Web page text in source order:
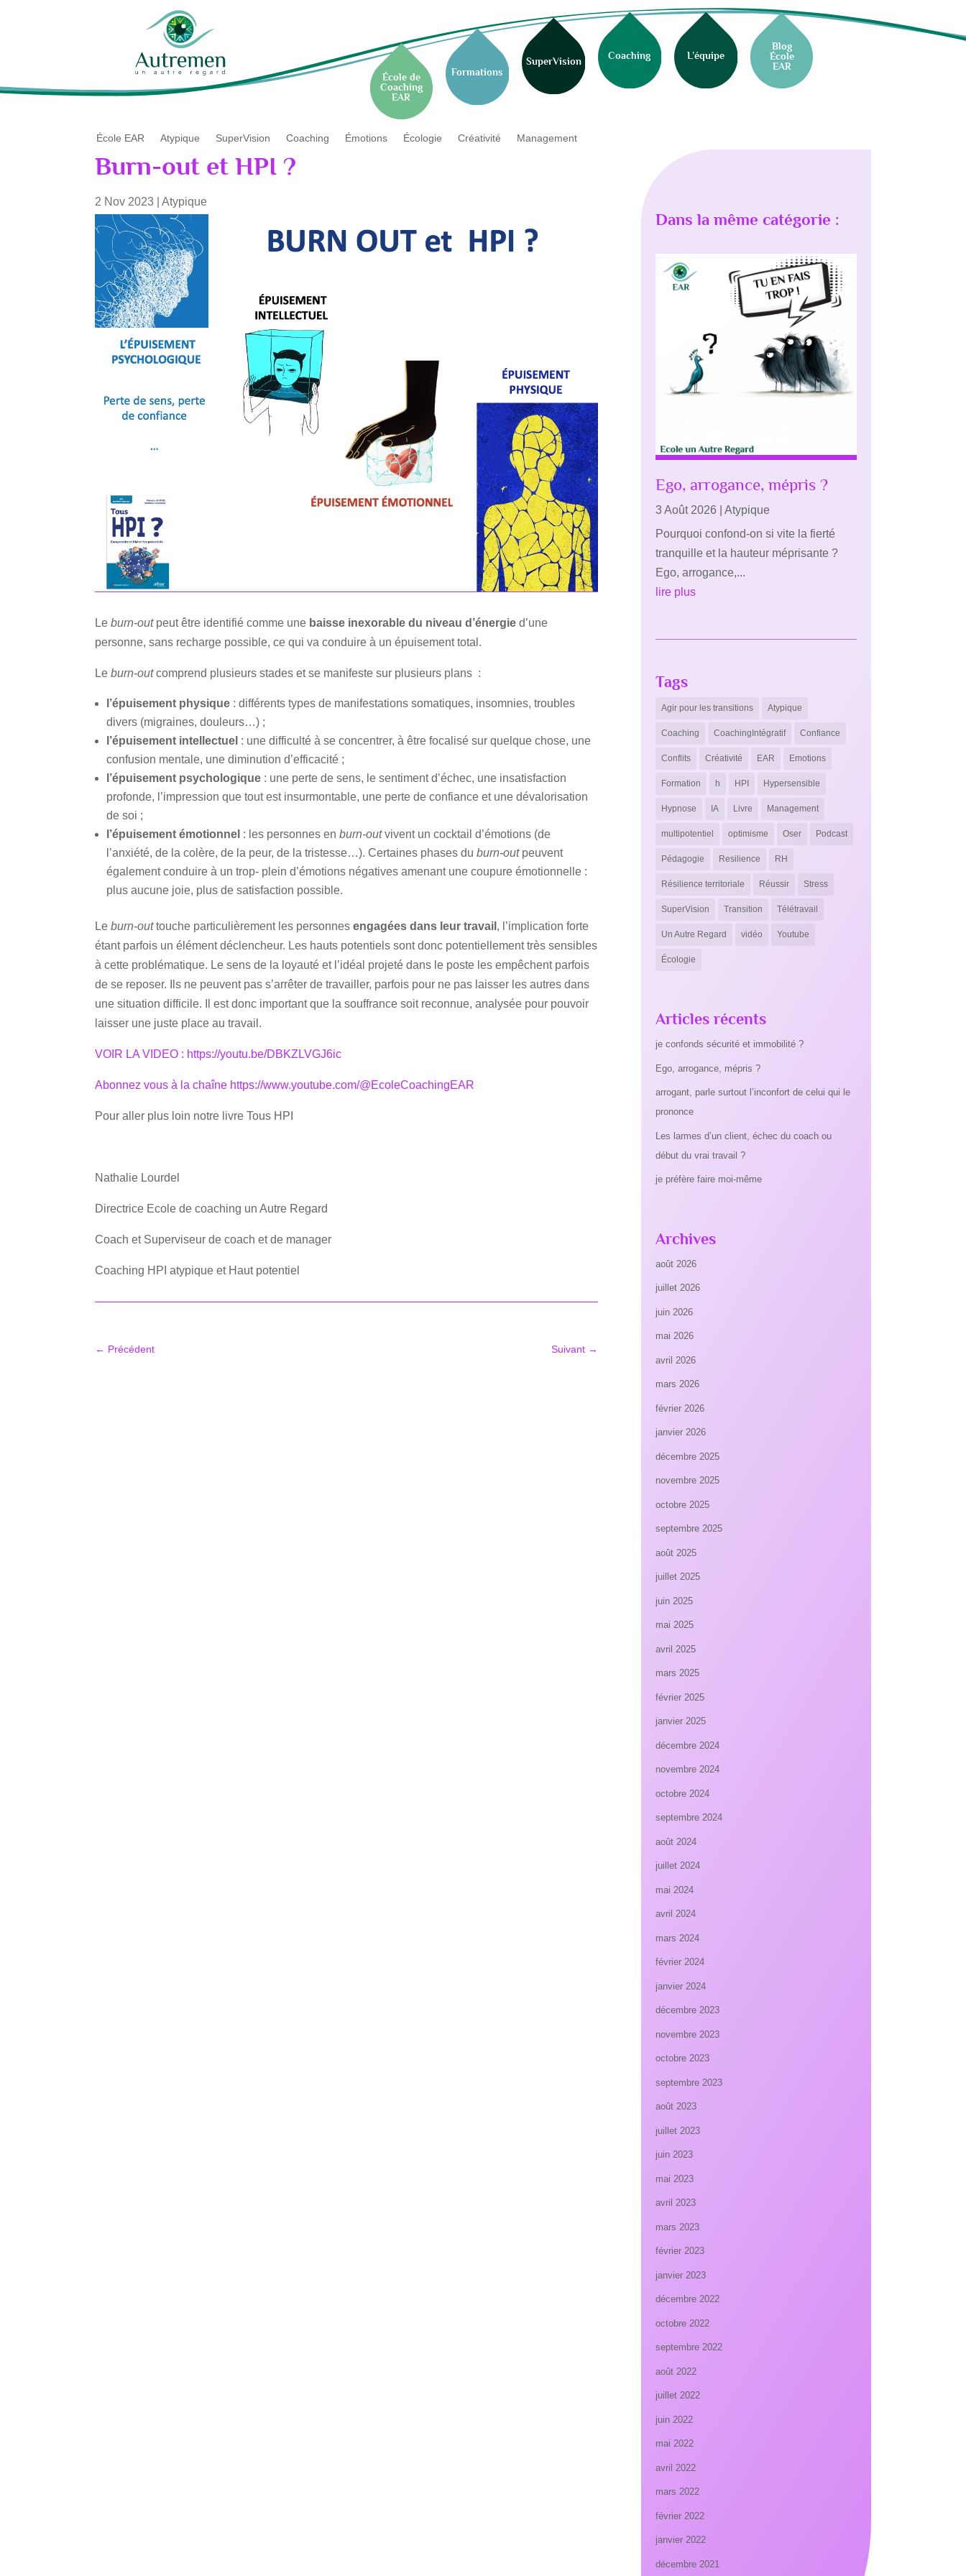
École de
Coaching
EAR
Formations
SuperVision Coaching L’équipe
Blog
École
EAR
École EAR Atypique SuperVision Coaching Émotions Écologie Créativité Management
Burn-out et HPI ?
2 Nov 2023 Atypique
Le burn-out peut être identifié comme une baisse inexorable du niveau d’énergie d’une
personne, sans recharge possible, ce qui va conduire à un épuisement total.
Le burn-outcomprend plusieurs stades et se manifeste sur plusieurs plans :
l’épuisement physique : différents types de manifestations somatiques, insomnies, troubles
divers (migraines, douleurs…) ;
l’épuisement intellectuel : une difficulté à se concentrer, à être focalisé sur quelque chose, une
confusion mentale, une diminution d’efficacité ;
l’épuisement psychologique : une perte de sens, le sentiment d’échec, une insatisfaction
profonde, l’impression que tout est insurmontable, une perte de confiance et une dévalorisation
de soi ;
l’épuisement émotionnel : les personnes en burn-outvivent un cocktail d’émotions (de
l’anxiété, de la colère, de la peur, de la tristesse…). Certaines phases du burn-out peuvent
également conduire à un trop- plein d’émotions négatives amenant une coupure émotionnelle :
plus aucune joie, plus de satisfaction possible.
Le burn-outtouche particulièrement les personnes engagées dans leur travail , l’implication forte
étant parfois un élément déclencheur. Les hauts potentiels sont donc potentiellement très sensibles
à cette problématique. Le sens de la loyauté et l’idéal projeté dans le poste les empêchent parfois
de se reposer. Ils ne peuvent pas s’arrêter de travailler, parfois pour ne pas laisser les autres dans
une situation difficile. Il est donc important que la souffrance soit reconnue, analysée pour pouvoir
laisser une juste place au travail.
VOIR LA VIDEO : https://youtu.be/DBKZLVGJ6ic
Abonnez vous à la chaîne https://www.youtube.com/@EcoleCoachingEAR
Pour aller plus loin notre livre Tous HPI
Nathalie Lourdel
Directrice Ecole de coaching un Autre Regard
Coach et Superviseur de coach et de manager
Coaching HPI atypique et Haut potentiel
← Précédent Suivant →
Dans la même catégorie :
Ego, arrogance, mépris ?
3 Août 2026
Atypique
Pourquoi confond-on si vite la fierté
tranquille et la hauteur méprisante ?
Ego, arrogance,...
lire plus
Tags
Agir pour les transitions Atypique
Coaching CoachingIntégratif Confiance
Conflits Créativité EAR Emotions
Formation h HPI Hypersensible
Hypnose IA Livre Management
multipotentiel optimisme Oser Podcast
Pédagogie Resilience RH
Résilience territoriale Réussir Stress
SuperVision Transition Télétravail
Un Autre Regard vidéo Youtube
Écologie
Articles récents
je confonds sécurité et immobilité ?
Ego, arrogance, mépris ?
arrogant, parle surtout l’inconfort de celui qui le
prononce
Les larmes d’un client, échec du coach ou
début du vrai travail ?
je préfère faire moi-même
Archives
août 2026
juillet 2026
juin 2026
mai 2026
avril 2026
mars 2026
février 2026
janvier 2026
décembre 2025
novembre 2025
octobre 2025
septembre 2025
août 2025
juillet 2025
juin 2025
mai 2025
avril 2025
mars 2025
février 2025
janvier 2025
décembre 2024
novembre 2024
octobre 2024
septembre 2024
août 2024
juillet 2024
mai 2024
avril 2024
mars 2024
février 2024
janvier 2024
décembre 2023
novembre 2023
octobre 2023
septembre 2023
août 2023
juillet 2023
juin 2023
mai 2023
avril 2023
mars 2023
février 2023
janvier 2023
décembre 2022
octobre 2022
septembre 2022
août 2022
juillet 2022
juin 2022
mai 2022
avril 2022
mars 2022
février 2022
janvier 2022
décembre 2021